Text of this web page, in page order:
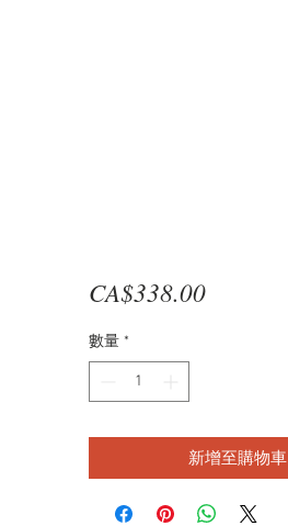
CA$338.00價
數量 *
新增至購物車